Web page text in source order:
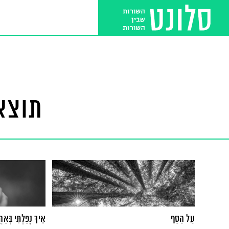
עַל הַסַּף
אֵיךְ נָפַלְתִּי